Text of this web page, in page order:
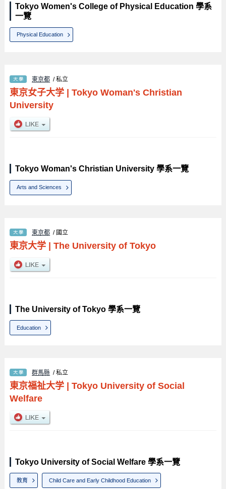
Tokyo Women's College of Physical Education 學系
一覽
Physical Education
東京都 / 私立
東京女子大学| Tokyo Woman's Christian
University
Tokyo Woman's Christian University 學系一覽
Arts and Sciences
東京都 / 國立
東京大学| The University of Tokyo
The University of Tokyo 學系一覽
Education
群馬縣 / 私立
東京福祉大学| Tokyo University of Social
Welfare
Tokyo University of Social Welfare 學系一覽
教育 Child Care and Early Childhood Education